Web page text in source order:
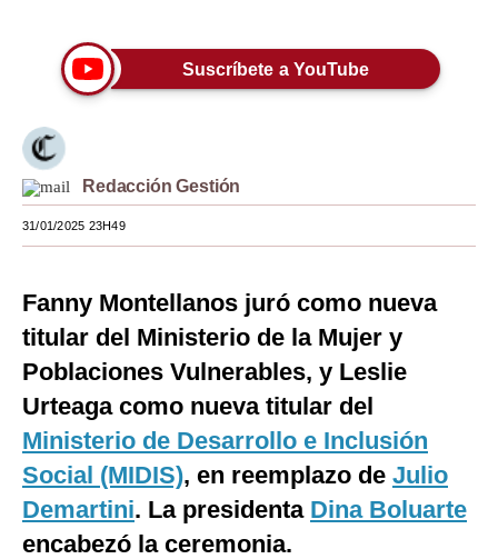
Tendencias
Lujo
Viajes
Moda
Mundo
México
España
Internacional
Tecnología
Suscríbete a YouTube
Redacción Gestión
31/01/2025 23H49
Fanny Montellanos juró como nueva
titular del Ministerio de la Mujer y
Poblaciones Vulnerables, y Leslie
Urteaga como nueva titular del
Ministerio de Desarrollo e Inclusión
Social (MIDIS), en reemplazo de Julio
Demartini. La presidenta Dina Boluarte
encabezó la ceremonia.